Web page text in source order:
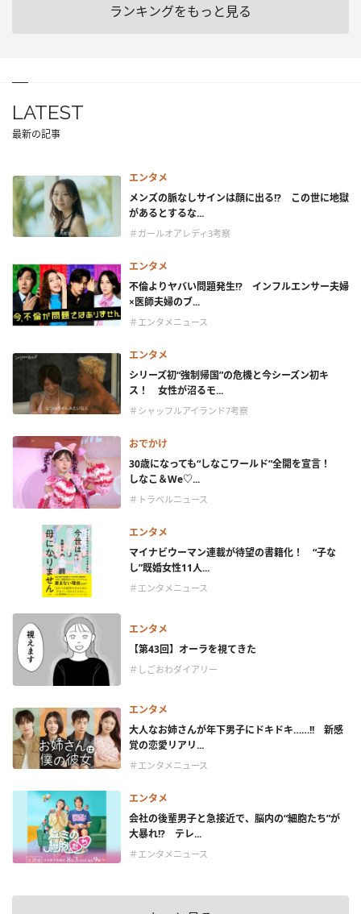
ランキングをもっと見る
LATEST
最新の記事
エンタメ
メンズの脈なしサインは顔に出る!? この世に地獄
があるとするな...
＃ガールオアレディ3考察
エンタメ
不倫よりヤバい問題発生!? インフルエンサー夫婦
×医師夫婦のブ...
＃エンタメニュース
エンタメ
シリーズ初“強制帰国”の危機と今シーズン初キ
ス！ 女性が沼るモ...
＃シャッフルアイランド7考察
おでかけ
30歳になっても“しなこワールド”全開を宣言！
しなこ＆We♡...
＃トラベルニュース
エンタメ
マイナビウーマン連載が待望の書籍化！ “子な
し”既婚女性11人...
＃エンタメニュース
エンタメ
【第43回】オーラを視てきた
＃しごおわダイアリー
エンタメ
大人なお姉さんが年下男子にドキドキ……!! 新感
覚の恋愛リアリ...
＃エンタメニュース
エンタメ
会社の後輩男子と急接近で、脳内の“細胞たち”が
大暴れ!? テレ...
＃エンタメニュース